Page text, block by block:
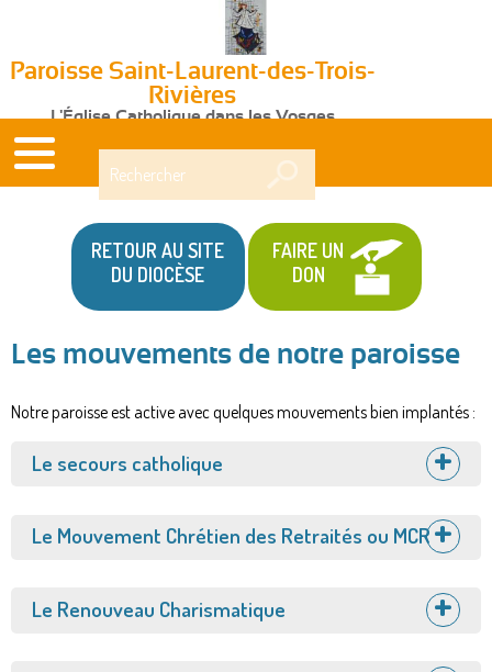
Paroisse Saint-Laurent-des-Trois-
Rivières
L'Église Catholique dans les Vosges
RETOUR AU SITE
DU DIOCÈSE
FAIRE UN
DON
Les mouvements de notre paroisse
Notre paroisse est active avec quelques mouvements bien implantés :
Afficher
Le secours catholique
Afficher
Le Mouvement Chrétien des Retraités ou MCR
Afficher
Le Renouveau Charismatique